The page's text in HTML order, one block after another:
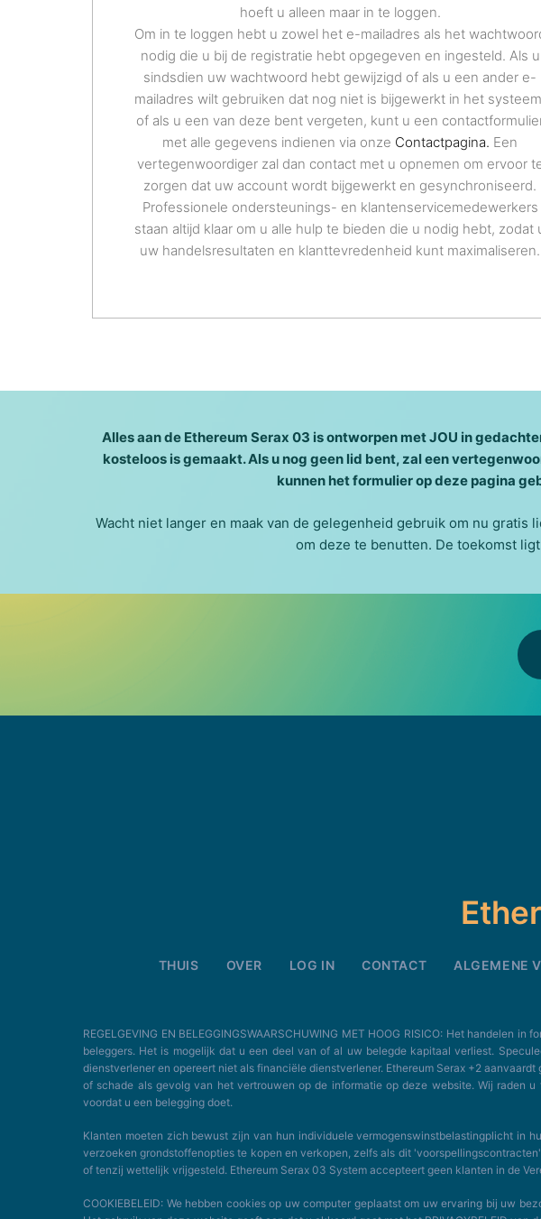
hoeft u alleen maar in te loggen.
Om in te loggen hebt u zowel het e-mailadres als het
nodig die u bij de registratie hebt opgegeven en ingesteld. Als u
sindsdien uw wachtwoord hebt gewijzigd of als u een ander e-
mailadres wilt gebruiken dat nog niet is bijgewerkt in het
of als u een van deze bent vergeten, kunt u een
met alle gegevens indienen via onze Contactpagina. Een
vertegenwoordiger zal dan contact met u opnemen om ervoor
zorgen dat uw account wordt bijgewerkt en gesynchroniseerd.
Professionele ondersteunings- en klantenservicemedewerkers
staan altijd klaar om u alle hulp te bieden die u nodig hebt, zodat
uw handelsresultaten en klanttevredenheid kunt maximaliseren.
Alles aan de Ethereum Serax 03 is ontworpen met JOU in
kosteloos is gemaakt. Als u nog geen lid bent, zal een
kunnen het formulier op deze pagina
Wacht niet langer en maak van de gelegenheid gebruik om nu
om deze te benutten. De toekomst
THUIS OVER LOG IN CONTACT ALGEMENE
REGELGEVING EN BELEGGINGSWAARSCHUWING MET HOOG RISICO: Het
beleggers. Het is mogelijk dat u een deel van of al uw belegde kapitaal verliest.
dienstverlener en opereert niet als financiële dienstverlener. Ethereum Serax +2
of schade als gevolg van het vertrouwen op de informatie op deze website. Wij raden u
voordat u een belegging doet.
Klanten moeten zich bewust zijn van hun individuele vermogenswinstbelastingplicht in
verzoeken grondstoffenopties te kopen en verkopen, zelfs als dit
of tenzij wettelijk vrijgesteld. Ethereum Serax 03 System accepteert geen klanten in de
COOKIEBELEID: We hebben cookies op uw computer geplaatst om uw ervaring bij uw